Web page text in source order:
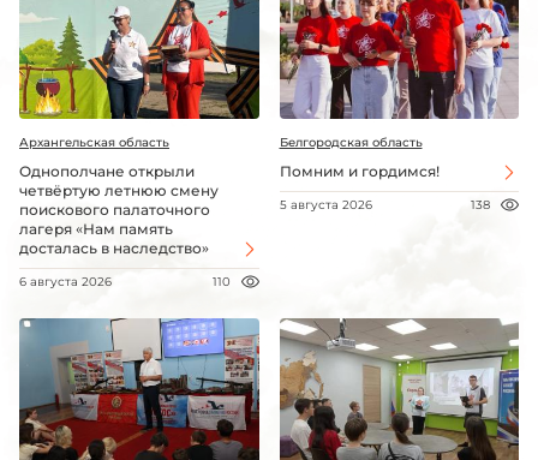
Архангельская область
Однополчане открыли
четвёртую летнюю смену
поискового палаточного
лагеря «Нам память
досталась в наследство»
6 августа 2026 110
Белгородская область
Помним и гордимся!
5 августа 2026 138